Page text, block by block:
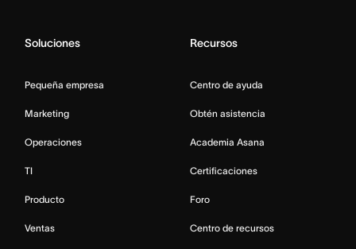
Soluciones
Pequeña empresa
Marketing
Operaciones
TI
Producto
Ventas
Recursos
Centro de ayuda
Obtén asistencia
Academia Asana
Certificaciones
Foro
Centro de recursos